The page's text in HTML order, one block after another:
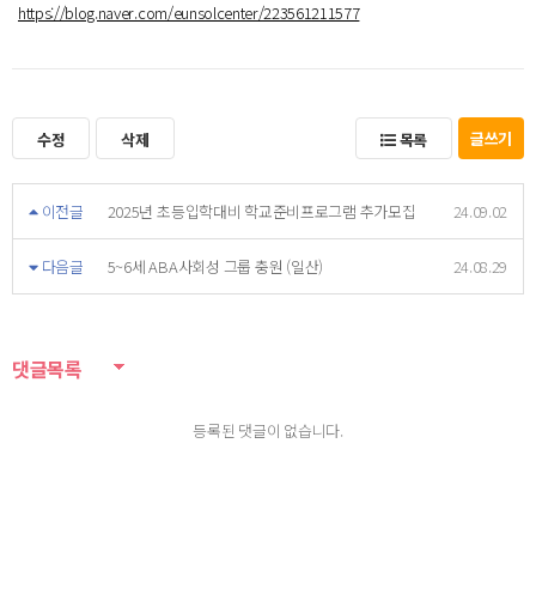
https://blog.naver.com/eunsolcenter/223561211577
수정 삭제 목록 글쓰기
이전글 2025년 초등입학대비 학교준비프로그램 추가모집 24.09.02
다음글 5~6세 ABA사회성 그룹 충원 (일산) 24.08.29
댓글목록
등록된 댓글이 없습니다.